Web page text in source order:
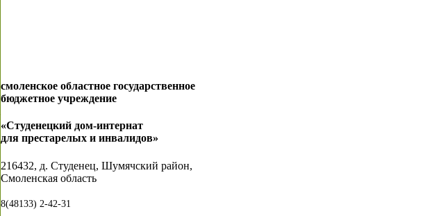
смоленское областное государственное
бюджетное учреждение
«Студенецкий дом-интернат
для престарелых и инвалидов»
216432, д. Студенец, Шумячский район,
Смоленская область
8(48133) 2-42-31